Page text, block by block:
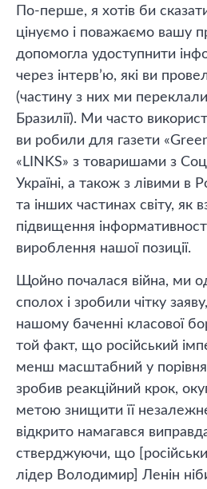
По-перше, я хотів би
цінуємо і поважаємо вашу
допомогла удоступнити
через інтерв’ю, які ви
(частину з них ми переклали
Бразилії). Ми часто
ви робили для газети
«LINKS» з товаришами з
Україні, а також з лівими в
та інших частинах світу, як
підвищення
вироблення нашої позиції.
Щойно почалася війна, ми
сполох і зробили чітку
нашому баченні класової
той факт, що російський
менш масштабний у
зробив реакційний крок,
метою знищити її
відкрито намагався
стверджуючи, що
лідер Володимир] Ленін